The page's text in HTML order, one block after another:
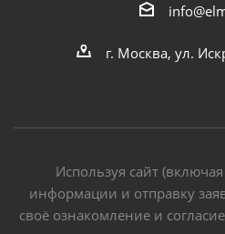
г. Москва, ул.
Используя сайт
информации и отправку
своё ознакомление и